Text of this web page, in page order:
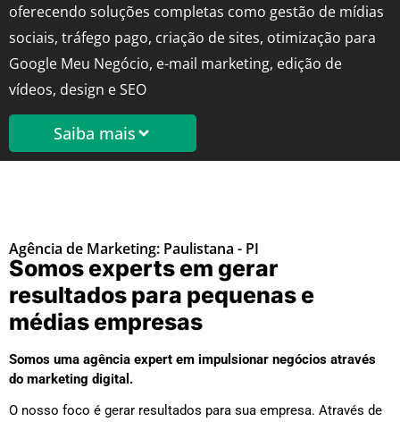
oferecendo soluções completas como gestão de mídias
sociais, tráfego pago, criação de sites, otimização para
Google Meu Negócio, e-mail marketing, edição de
vídeos, design e SEO
Saiba mais
Agência de Marketing: Paulistana - PI
Somos experts em gerar
resultados para pequenas e
médias empresas
Somos uma agência expert em impulsionar negócios através
do marketing digital.
O nosso foco é gerar resultados para sua empresa. Através de